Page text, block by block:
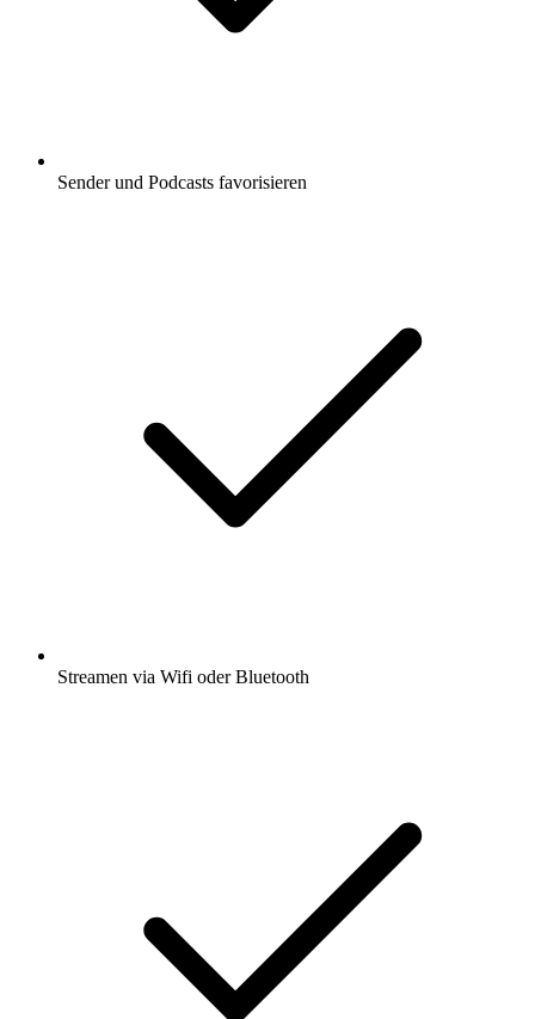
Sender und Podcasts favorisieren
Streamen via Wifi oder Bluetooth